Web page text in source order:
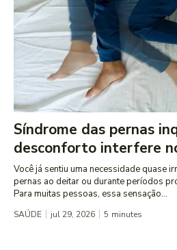
Síndrome das pernas
desconforto interfere
Você já sentiu uma necessidade quase
pernas ao deitar ou durante períodos
Para muitas pessoas, essa sensação...
SAÚDE jul 29, 2026 5 minutes